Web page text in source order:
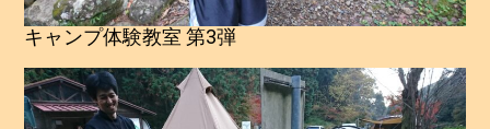
キャンプ体験教室 第3弾